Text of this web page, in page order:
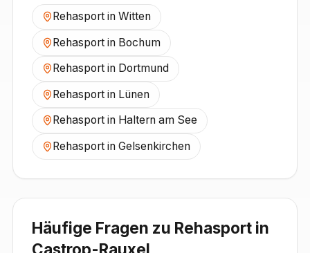
Rehasport inWitten
Rehasport in Bochum
Rehasport in Dortmund
Rehasport in Lünen
Rehasport in Haltern am See
Rehasport inGelsenkirchen
Häufige Fragen zu Rehasport in
Castrop-Rauxel